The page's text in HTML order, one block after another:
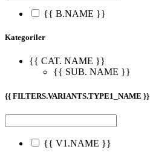
{{ B.NAME }}
Kategoriler
{{ CAT. NAME }}
{{ SUB. NAME }}
{{ FILTERS.VARIANTS.TYPE1_NAME }}
{{ V1.NAME }}